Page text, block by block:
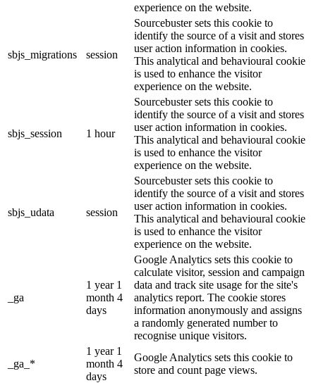
experience on the website.
sbjs_migrations session
Sourcebuster sets this cookie to
identify the source of a visit and stores
user action information in cookies.
This analytical and behavioural cookie
is used to enhance the visitor
experience on the website.
sbjs_session 1 hour
Sourcebuster sets this cookie to
identify the source of a visit and stores
user action information in cookies.
This analytical and behavioural cookie
is used to enhance the visitor
experience on the website.
sbjs_udata session
Sourcebuster sets this cookie to
identify the source of a visit and stores
user action information in cookies.
This analytical and behavioural cookie
is used to enhance the visitor
experience on the website.
_ga
1 year 1
month 4
days
Google Analytics sets this cookie to
calculate visitor, session and campaign
data and track site usage for the site's
analytics report. The cookie stores
information anonymously and assigns
a randomly generated number to
recognise unique visitors.
_ga_*
1 year 1
month 4
days
Google Analytics sets this cookie to
store and count page views.